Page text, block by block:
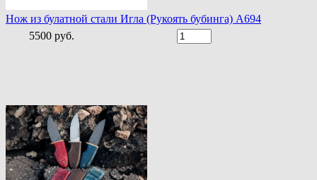
Нож из булатной стали Игла (Рукоять бубинга) A694
5500 руб.